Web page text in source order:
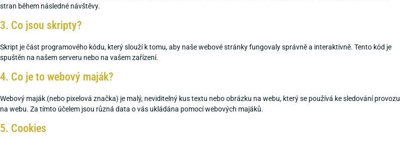
stran během následné návštěvy.
3. Co jsou skripty?
Skript je část programového kódu, který slouží k tomu, aby naše webové stránky fungovaly správně a interaktivně. Tento kód je
spuštěn na našem serveru nebo na vašem zařízení.
4. Co je to webový maják?
Webový maják (nebo pixelová značka) je malý, neviditelný kus textu nebo obrázku na webu, který se používá ke sledování provozu
na webu. Za tímto účelem jsou různá data o vás ukládána pomocí webových majáků.
5. Cookies